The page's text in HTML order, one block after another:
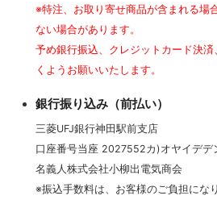
マグネットワイヤー
プラグ付きケーブル
その他特殊電線
産業電線 特価処分品
クリーナー・メンテナンス
はんだ・工具
はんだ
アナログフォノケーブル
アナログアクセサリー
オーディオ機器配線
ヘッドホン・イヤホンリケーブル
※特注、お取り寄せ商品が含まれる場
ない場合があります。
予め銀行振込、クレジットカード決
くようお願いいたします。
銀行振り込み（前払い）
三菱UFJ銀行神田駅前支店
口座番号当座 2027552カ)オヤイデデ
名義人株式会社小柳出電気商会
※振込手数料は、お客様のご負担にな